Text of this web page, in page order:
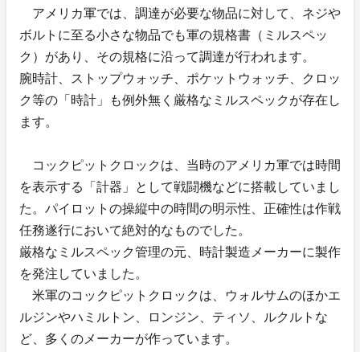
アメリカ軍では、調達が必要な物品に対して、ネジや
ボルトに至る小さな物品でも軍の規格書（ミルスペッ
ク）があり、その規格に沿って調達が行われます。
腕時計、ストップウォッチ、ポケットウォッチ、クロッ
ク等の「時計」も例外無く厳格なミルスペックが存在し
ます。
コックピットクロックは、当時のアメリカ軍では時間
を表示する「計器」として戦闘機などに搭載していまし
た。パイロットの操縦中の時間の明示性、正確性は作戦
任務遂行において絶対的なものでした。
厳格なミルスペック管理の元、時計製造メーカーに製作
を発注していました。
米軍のコックピットクロックは、ウォルサムのほかエ
ルジンやハミルトン、ロンジン、ティソ、ルクルトな
ど、多くのメーカーが作っています。